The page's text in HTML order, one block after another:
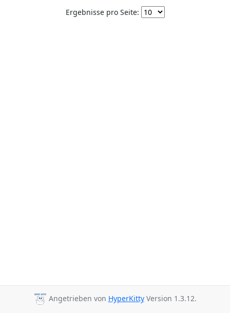
Ergebnisse pro Seite:
Angetrieben von HyperKittyVersion 1.3.12.